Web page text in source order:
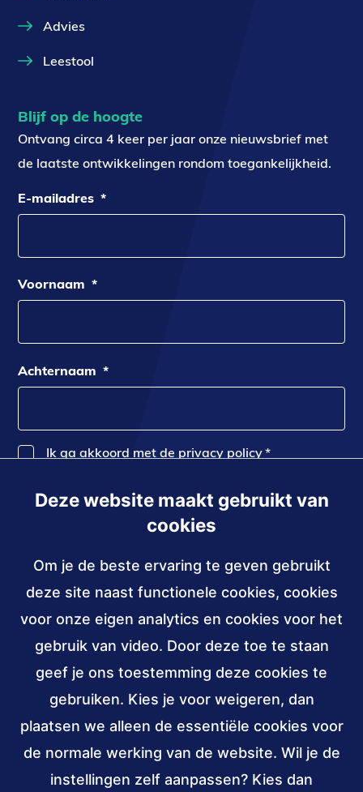
Deze website maakt gebruikt van
cookies
Om je de beste ervaring te geven gebruikt
deze site naast functionele cookies, cookies
voor onze eigen analytics en cookies voor het
gebruik van video. Door deze toe te staan
geef je ons toestemming deze cookies te
gebruiken. Kies je voor weigeren, dan
plaatsen we alleen de essentiële cookies voor
de normale werking van de website. Wil je de
instellingen zelf aanpassen? Kies dan
Advies
Leestool
Blijf op de hoogte
Ontvang circa 4 keer per jaar onze nieuwsbrief met
de laatste ontwikkelingen rondom toegankelijkheid.
E-mailadres *
Voornaam *
Achternaam *
Ik ga akkoord met de privacy policy*
Inschrijven
Contact
030 - 239 82 70
info@accessibility.nl (verzendt
email)
Sociale
media
LinkedIn
van
Stichting
Accessibility
van
Stichting
Accessibility
Verbonden
ANBI,
W3C